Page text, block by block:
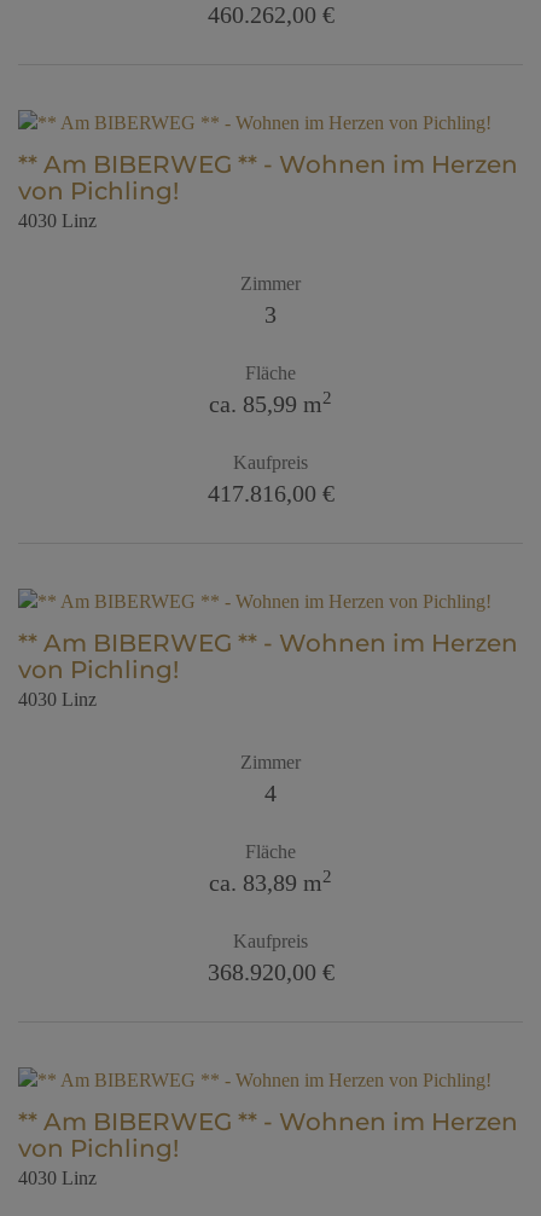
460.262,00 €
** Am BIBERWEG ** - Wohnen im Herzen
von Pichling!
4030 Linz
Zimmer
3
Fläche
ca. 85,99 m2
Kaufpreis
417.816,00 €
** Am BIBERWEG ** - Wohnen im Herzen
von Pichling!
4030 Linz
Zimmer
4
Fläche
ca. 83,89 m2
Kaufpreis
368.920,00 €
** Am BIBERWEG ** - Wohnen im Herzen
von Pichling!
4030 Linz